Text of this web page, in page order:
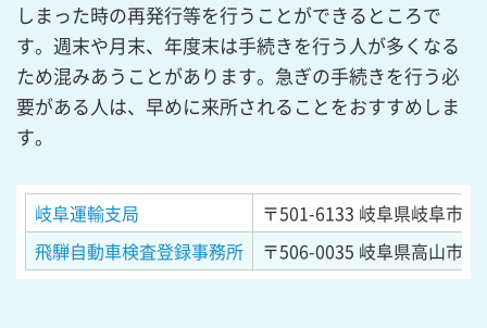
しまった時の再発行等を行うことができるところで
す。週末や月末、年度末は手続きを行う人が多くなる
ため混みあうことがあります。急ぎの手続きを行う必
要がある人は、早めに来所されることをおすすめしま
す。
岐阜運輸支局 〒501-6133 岐阜県岐阜市
飛騨自動車検査登録事務所
〒506-0035 岐阜県高山市